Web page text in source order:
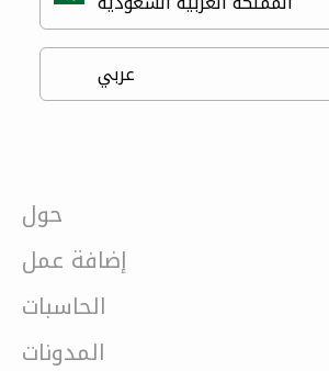
حول
إضافة عمل
الحاسبات
المدونات